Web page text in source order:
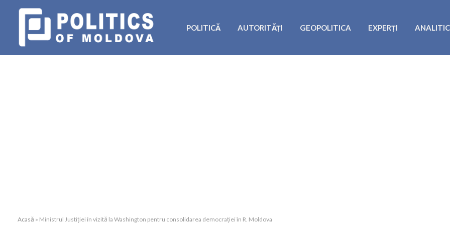
POLITICĂ AUTORITĂȚI GEOPOLITICA EXPERȚI
Acasă » Ministrul Justiției în vizită la Washington pentru consolidarea democrației în R. Moldova